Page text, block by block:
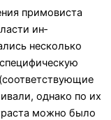
примо­виста
ин­
несколько
од­нако по их
можно было